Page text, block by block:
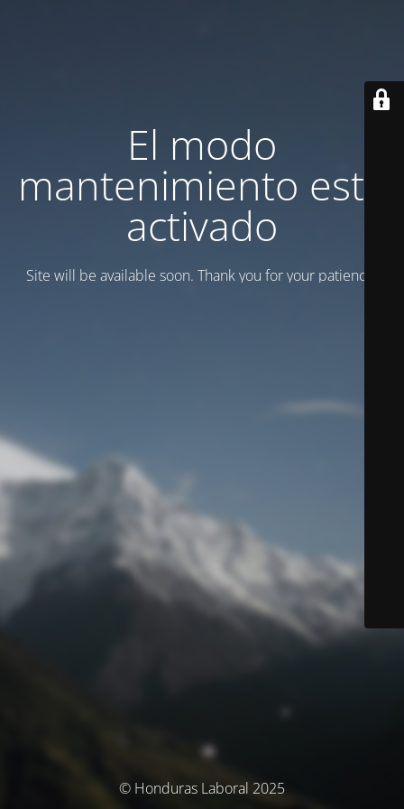
El modo
mantenimiento está
activado
Site will be available soon. Thank you for your patience!
© Honduras Laboral 2025